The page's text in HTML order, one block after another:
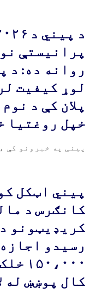
پرانیستې
روانه ده: د
لوړ کیفیت
پلان کې د
خپل روغتیا
پینی په خبرونو کې ،
پیني اټکل
کانګرس د
کریډیټونو
رسیدو
کال پوښښ له